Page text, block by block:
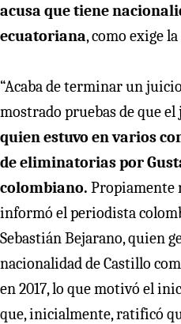
acusa que tiene
ecuatoriana, como exige
“Acaba de terminar un
mostrado pruebas de que el
quien estuvo en varios
de eliminatorias por
colombiano. Propiamente
informó el periodista
Sebastián Bejarano, quien
nacionalidad de Castillo
en 2017, lo que motivó el
que, inicialmente, ratificó